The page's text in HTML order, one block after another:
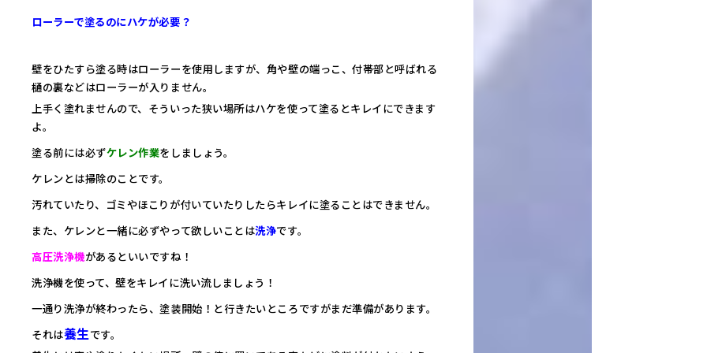
ローラーで塗るのにハケが必要？
壁をひたすら塗る時はローラーを使用しますが、角や壁の端っこ、付帯部と呼ばれる
樋の裏などはローラーが入りません。
上手く塗れませんので、そういった狭い場所はハケを使って塗るとキレイにできます
よ。
塗る前には必ずケレン作業をしましょう。
ケレンとは掃除のことです。
汚れていたり、ゴミやほこりが付いていたりしたらキレイに塗ることはできません。
また、ケレンと一緒に必ずやって欲しいことは洗浄です。
高圧洗浄機があるといいですね！
洗浄機を使って、壁をキレイに洗い流しましょう！
一通り洗浄が終わったら、塗装開始！と行きたいところですがまだ準備があります。
それは養生です。